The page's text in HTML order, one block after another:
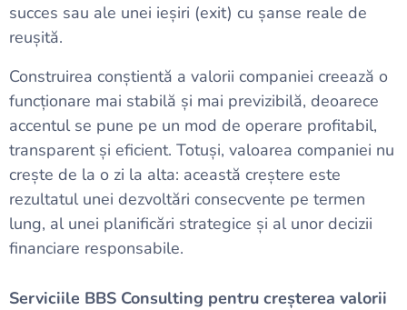
succes sau ale unei ieșiri (exit) cu șanse reale de
reușită.
Construirea conștientă a valorii companiei creează o
funcționare mai stabilă și mai previzibilă, deoarece
accentul se pune pe un mod de operare profitabil,
transparent și eficient. Totuși, valoarea companiei nu
crește de la o zi la alta: această creștere este
rezultatul unei dezvoltări consecvente pe termen
lung, al unei planificări strategice și al unor decizii
financiare responsabile.
Serviciile BBS Consulting pentru creșterea valorii